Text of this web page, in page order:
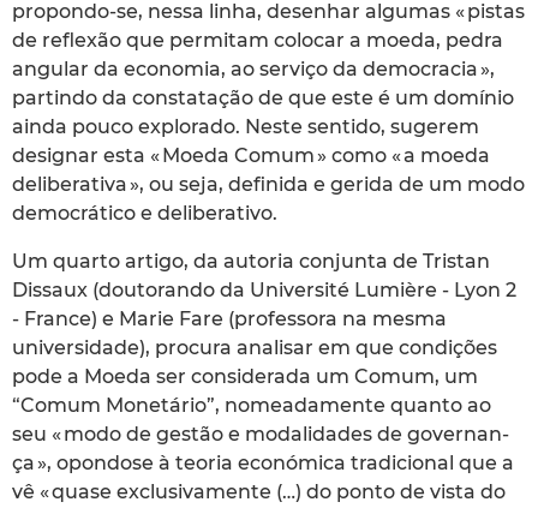
propondo-se, nessa linha, desenhar algumas « pistas
de reflexão que permitam colocar a moeda, pedra
angular da economia, ao serviço da democracia »,
partindo da constatação de que este é um domínio
ainda pouco explorado. Neste sentido, sugerem
designar esta « Moeda Comum » como « a moeda
deliberativa », ou seja, definida e gerida de um modo
democrático e deliberativo.
Um quarto artigo, da autoria conjunta de Tristan
Dissaux (doutorando da Université Lumière - Lyon 2
- France) e Marie Fare (professora na mesma
universidade), procura analisar em que condições
pode a Moeda ser considerada um Comum, um
“Comum Monetário”, nomeadamente quanto ao
seu « modo de gestão e modalidades de governan-
ça », opondose à teoria económica tradicional que a
vê « quase exclusivamente (…) do ponto de vista do